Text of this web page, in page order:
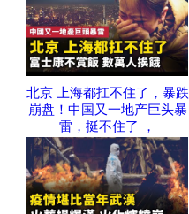
北京 上海都扛不住了，暴跌
崩盘！中国又一地产巨头暴
雷，挺不住了 ，